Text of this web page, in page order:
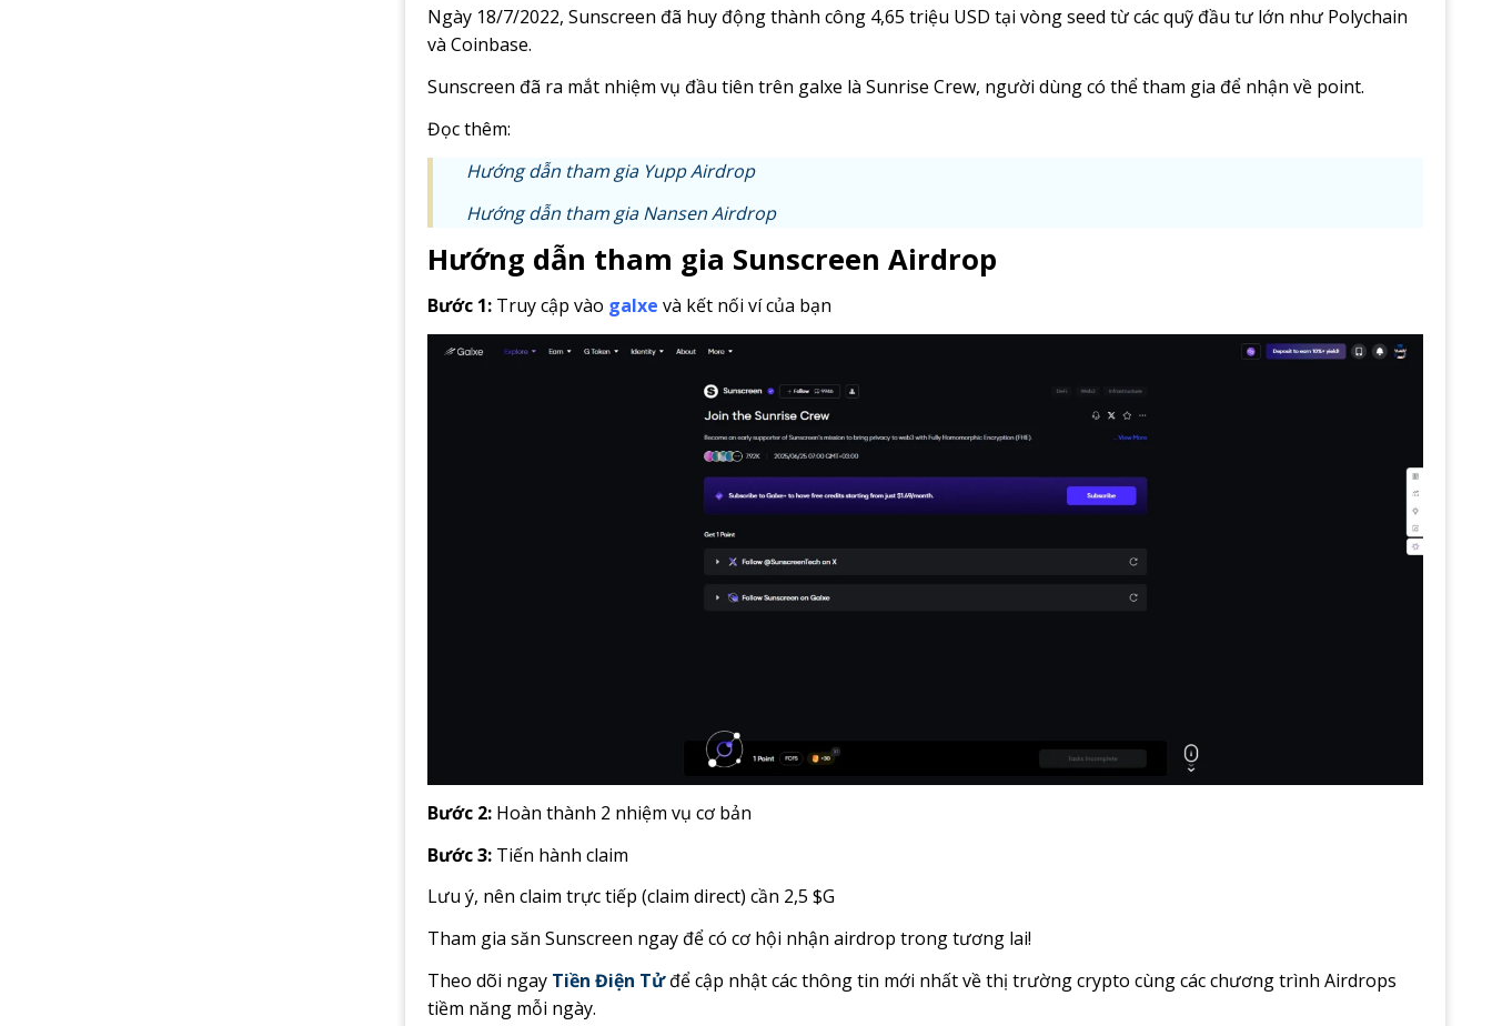
Ngày 18/7/2022, Sunscreen đã huy động thành công 4,65 triệu USD tại vòng seed từ các quỹ đầu tư lớn như Polychain
và Coinbase.
Sunscreen đã ra mắt nhiệm vụ đầu tiên trên galxe là Sunrise Crew, người dùng có thể tham gia để nhận về point.
Đọc thêm:
Hướng dẫn tham gia Yupp Airdrop
Hướng dẫn tham gia Nansen Airdrop
Hướng dẫn tham gia Sunscreen Airdrop
Bước 1:Truy cập vào galxe và kết nối ví của bạn
Bước 2:Hoàn thành 2 nhiệm vụ cơ bản
Bước 3:Tiến hành claim
Lưu ý, nên claim trực tiếp (claim direct) cần 2,5 $G
Tham gia săn Sunscreen ngay để có cơ hội nhận airdrop trong tương lai!
Theo dõi ngayTiền Điện Tử để cập nhật các thông tin mới nhất về thị trường crypto cùng các chương trình Airdrops
tiềm năng mỗi ngày.